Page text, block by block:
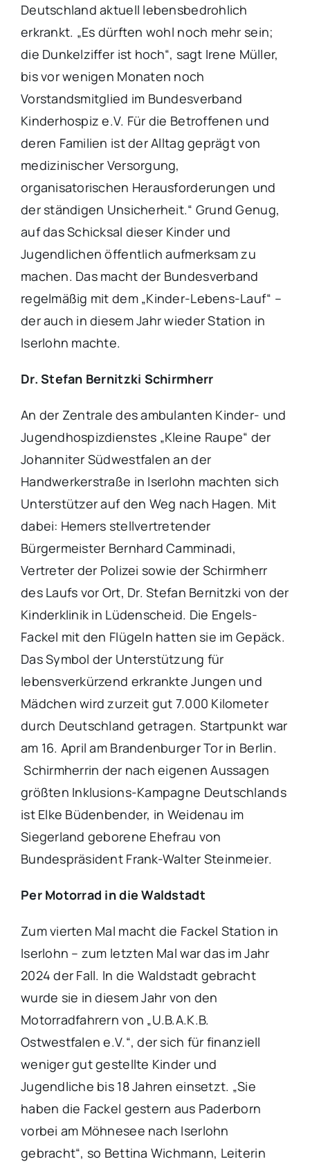
Deutschland aktuell lebensbedrohlich
erkrankt. „Es dürften wohl noch mehr sein;
die Dunkelziffer ist hoch“, sagt Irene Müller,
bis vor wenigen Monaten noch
Vorstandsmitglied im Bundesverband
Kinderhospiz e.V. Für die Betroffenen und
deren Familien ist der Alltag geprägt von
medizinischer Versorgung,
organisatorischen Herausforderungen und
der ständigen Unsicherheit.“ Grund Genug,
auf das Schicksal dieser Kinder und
Jugendlichen öffentlich aufmerksam zu
machen. Das macht der Bundesverband
regelmäßig mit dem „Kinder-Lebens-Lauf“ –
der auch in diesem Jahr wieder Station in
Iserlohn machte.
Dr. Stefan Bernitzki Schirmherr
An der Zentrale des ambulanten Kinder- und
Jugendhospizdienstes „Kleine Raupe“ der
Johanniter Südwestfalen an der
Handwerkerstraße in Iserlohn machten sich
Unterstützer auf den Weg nach Hagen. Mit
dabei: Hemers stellvertretender
Bürgermeister Bernhard Camminadi,
Vertreter der Polizei sowie der Schirmherr
des Laufs vor Ort, Dr. Stefan Bernitzki von der
Kinderklinik in Lüdenscheid. Die Engels-
Fackel mit den Flügeln hatten sie im Gepäck.
Das Symbol der Unterstützung für
lebensverkürzend erkrankte Jungen und
Mädchen wird zurzeit gut 7.000 Kilometer
durch Deutschland getragen. Startpunkt war
am 16. April am Brandenburger Tor in Berlin.
Schirmherrin der nach eigenen Aussagen
größten Inklusions-Kampagne Deutschlands
ist Elke Büdenbender, in Weidenau im
Siegerland geborene Ehefrau von
Bundespräsident Frank-Walter Steinmeier.
Per Motorrad in die Waldstadt
Zum vierten Mal macht die Fackel Station in
Iserlohn – zum letzten Mal war das im Jahr
2024 der Fall. In die Waldstadt gebracht
wurde sie in diesem Jahr von den
Motorradfahrern von „U.B.A.K.B.
Ostwestfalen e.V.“, der sich für finanziell
weniger gut gestellte Kinder und
Jugendliche bis 18 Jahren einsetzt. „Sie
haben die Fackel gestern aus Paderborn
vorbei am Möhnesee nach Iserlohn
gebracht“, so Bettina Wichmann, Leiterin